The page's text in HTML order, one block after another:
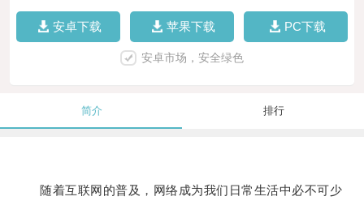
安卓下载 苹果下载 PC下载
安卓市场，安全绿色
简介 排行
随着互联网的普及，网络成为我们日常生活中必不可少